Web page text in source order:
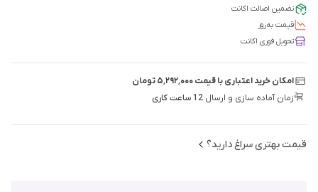
تضمین اصالت اکانت
قیمت‌ به‌روز
تحویل فوری اکانت
امکان خرید اعتباری با قیمت ۵٬۲۹۲٬۰۰۰ تومان
زمان آماده سازی و ارسال:12 ساعت کاری
قیمت بهتری سراغ دارید؟